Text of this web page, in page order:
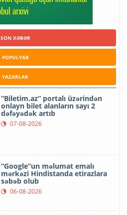
SON XƏBƏR
POPULYAR
YAZARLAR
“Biletim.az” portalı üzərindən
onlayn bilet alanların sayı 2
dəfəyədək artıb
07-08-2026
“Google”un məlumat emalı
mərkəzi Hindistanda etirazlara
səbəb olub
06-08-2026